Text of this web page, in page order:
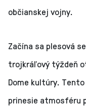
občianskej vojny.
Začína sa plesová
trojkráľový týždeň
Dome kultúry.
prinesie atmosféru